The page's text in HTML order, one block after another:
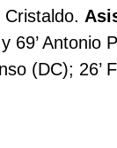
Cristaldo.
69’ Antonio
(DC);